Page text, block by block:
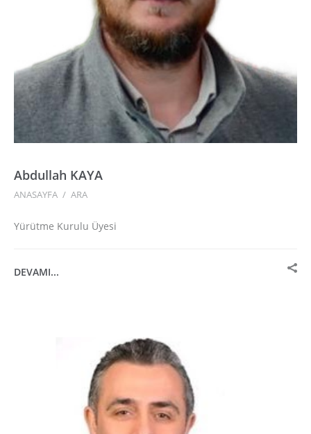
Abdullah KAYA
ANASAYFA / ARA
Yürütme Kurulu Üyesi
DEVAMI...